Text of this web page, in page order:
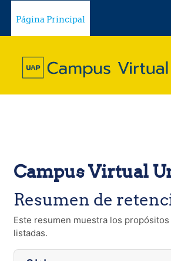
Página Principal
Campus Virtual
Resumen de
Este resumen muestra los
listadas.